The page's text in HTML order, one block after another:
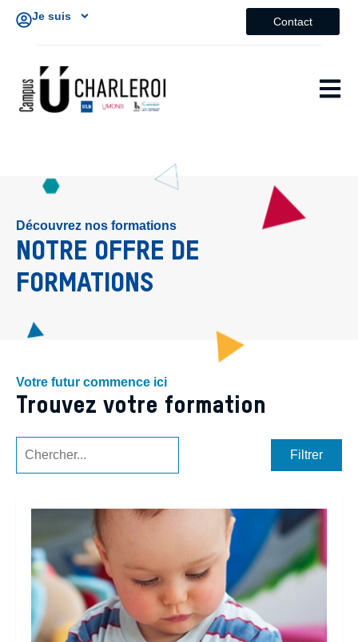
Je suis Contact
Découvrez nos formations
NOTRE OFFRE DE
FORMATIONS
Votre futur commence ici
Trouvez votre formation
Filtrer